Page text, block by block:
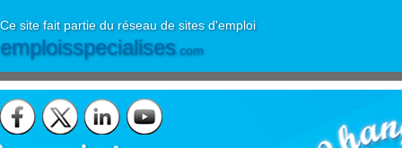
Ce site fait partie du réseau de sites d'emploi
emploisspecialises.com